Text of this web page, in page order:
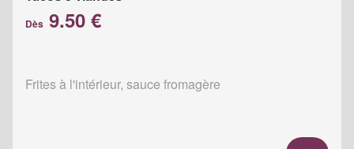
Dès 9.50 €
Frites à l'intérieur, sauce fromagère